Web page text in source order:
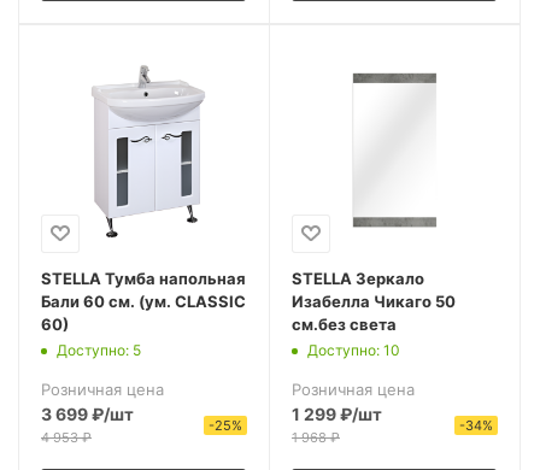
STELLA Тумба напольная
Бали 60 см. (ум. CLASSIC
60)
Доступно: 5
Розничная цена
3 699₽/шт
4 953₽
-25%
STELLA Зеркало
Изабелла Чикаго 50
см.без света
Доступно: 10
Розничная цена
1 299₽/шт
1 968₽
-34%